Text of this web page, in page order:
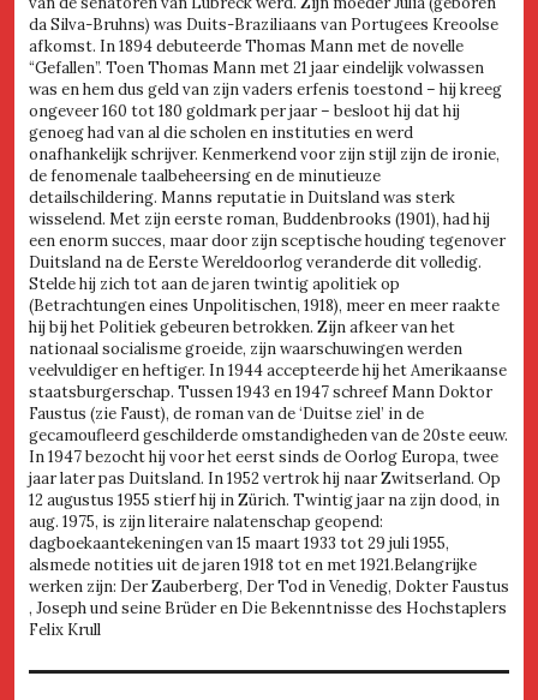
da Silva-Bruhns) was Duits-Braziliaans van Portugees Kreoolse
afkomst. In 1894 debuteerde Thomas Mann met de novelle
“Gefallen”. Toen Thomas Mann met 21 jaar eindelijk volwassen
was en hem dus geld van zijn vaders erfenis toestond – hij kreeg
ongeveer 160 tot 180 goldmark per jaar – besloot hij dat hij
genoeg had van al die scholen en instituties en werd
onafhankelijk schrijver. Kenmerkend voor zijn stijl zijn de ironie,
de fenomenale taalbeheersing en de minutieuze
detailschildering. Manns reputatie in Duitsland was sterk
wisselend. Met zijn eerste roman, Buddenbrooks (1901), had hij
een enorm succes, maar door zijn sceptische houding tegenover
Duitsland na de Eerste Wereldoorlog veranderde dit volledig.
Stelde hij zich tot aan de jaren twintig apolitiek op
(Betrachtungen eines Unpolitischen, 1918), meer en meer raakte
hij bij het Politiek gebeuren betrokken. Zijn afkeer van het
nationaal socialisme groeide, zijn waarschuwingen werden
veelvuldiger en heftiger. In 1944 accepteerde hij het Amerikaanse
staatsburgerschap. Tussen 1943 en 1947 schreef Mann Doktor
Faustus (zie Faust), de roman van de ‘Duitse ziel’ in de
gecamoufleerd geschilderde omstandigheden van de 20ste eeuw.
In 1947 bezocht hij voor het eerst sinds de Oorlog Europa, twee
jaar later pas Duitsland. In 1952 vertrok hij naar Zwitserland. Op
12 augustus 1955 stierf hij in Zürich. Twintig jaar na zijn dood, in
aug. 1975, is zijn literaire nalatenschap geopend:
dagboekaantekeningen van 15 maart 1933 tot 29 juli 1955,
alsmede notities uit de jaren 1918 tot en met 1921.Belangrijke
werken zijn: Der Zauberberg, Der Tod in Venedig, Dokter Faustus
, Joseph und seine Brüder en Die Bekenntnisse des Hochstaplers
Felix Krull